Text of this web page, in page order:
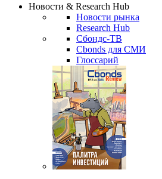
Новости & Research Hub
Новости рынка
Research Hub
Сбондс-ТВ
Cbonds для СМИ
Глоссарий